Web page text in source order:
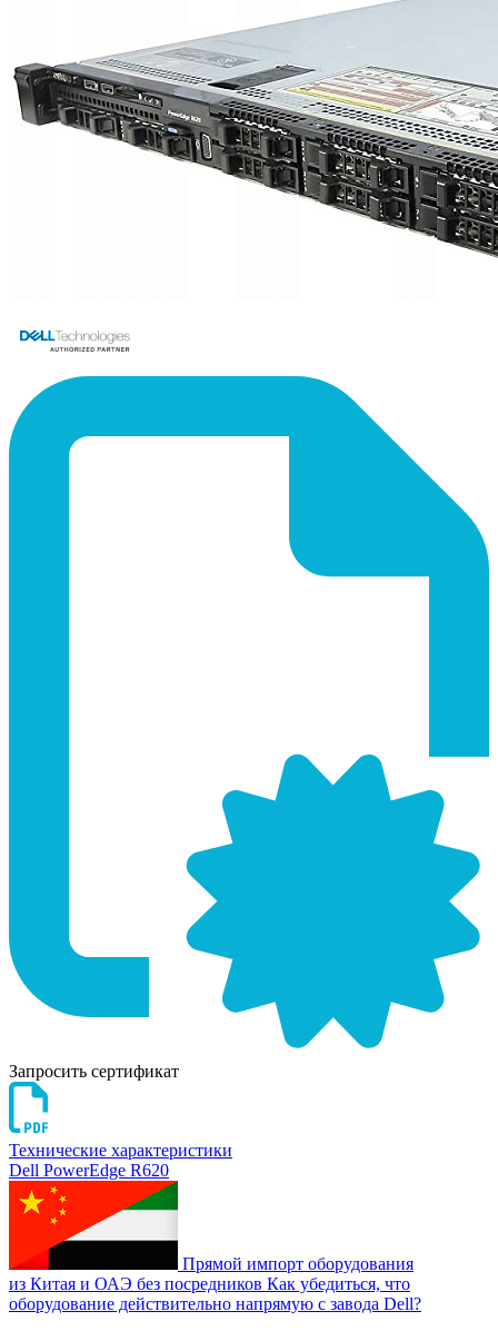
Запросить сертификат
Технические характеристики
Dell PowerEdge R620
Прямой импорт оборудования
из Китая и ОАЭ без посредников Как убедиться, что
оборудование действительно напрямую с завода Dell?